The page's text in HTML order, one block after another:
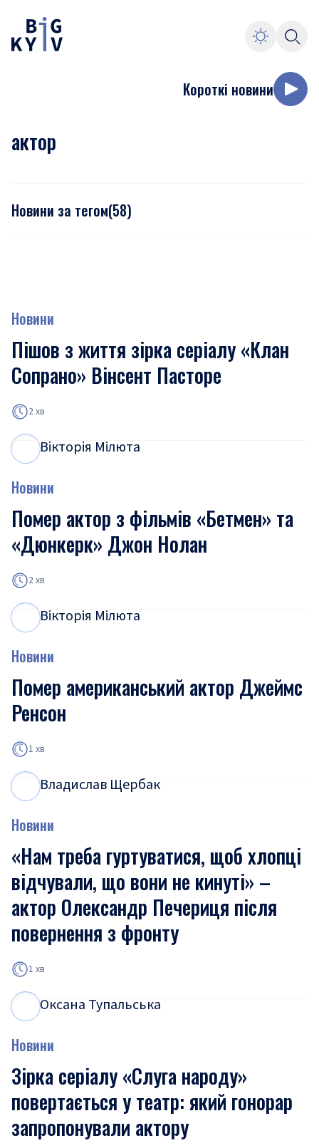
Короткі новини
актор
Новини за тегом(58)
Новини
Пішов з життя зірка серіалу «Клан
Сопрано» Вінсент Пасторе
2 хв
Вікторія Мілюта
Новини
Помер актор з фільмів «Бетмен» та
«Дюнкерк» Джон Нолан
2 хв
Вікторія Мілюта
Новини
Помер американський актор Джеймс
Ренсон
1 хв
Владислав Щербак
Новини
«Нам треба гуртуватися, щоб хлопці
відчували, що вони не кинуті» –
актор Олександр Печериця після
повернення з фронту
1 хв
Оксана Тупальська
Новини
Зірка серіалу «Слуга народу»
повертається у театр: який гонорар
запропонували актору